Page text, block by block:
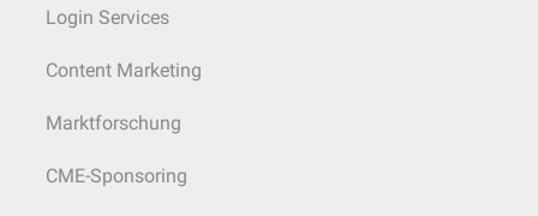
Login Services
Content Marketing
Marktforschung
CME-Sponsoring